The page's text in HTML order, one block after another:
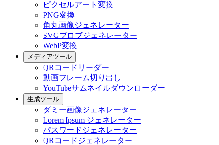
ピクセルアート変換
PNG変換
角丸画像ジェネレーター
SVGブロブジェネレーター
WebP変換
メディアツール
QRコードリーダー
動画フレーム切り出し
YouTubeサムネイルダウンローダー
生成ツール
ダミー画像ジェネレーター
Lorem Ipsum ジェネレーター
パスワードジェネレーター
QRコードジェネレーター